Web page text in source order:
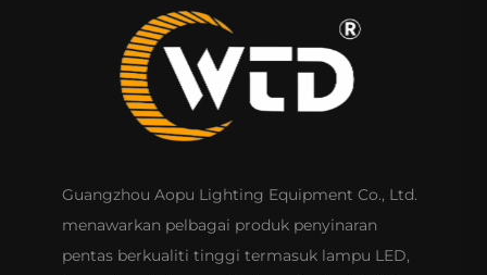
Guangzhou Aopu Lighting Equipment Co., Ltd.
menawarkan pelbagai produk penyinaran
pentas berkualiti tinggi termasuk lampu LED,